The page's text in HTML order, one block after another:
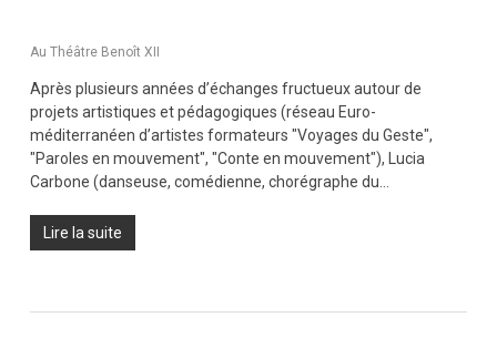
Au Théâtre Benoît XII
Après plusieurs années d’échanges fructueux autour de
projets artistiques et pédagogiques (réseau Euro-
méditerranéen d’artistes formateurs "Voyages du Geste",
"Paroles en mouvement", "Conte en mouvement"), Lucia
Carbone (danseuse, comédienne, chorégraphe du…
Lire la suite